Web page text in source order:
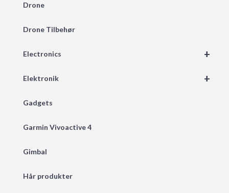
Drone
Drone Tilbehør
+
Electronics
+
Elektronik
Gadgets
Garmin Vivoactive 4
Gimbal
Hår produkter